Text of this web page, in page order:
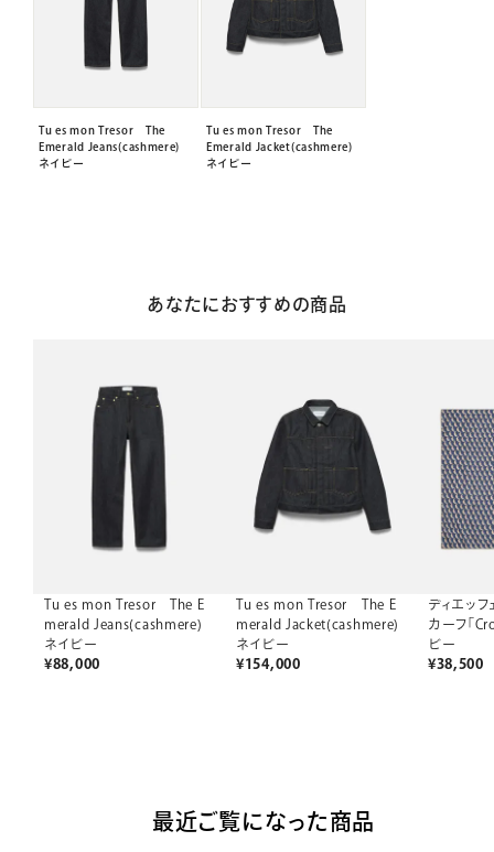
Tu es mon Tresor The
Emerald Jeans(cashmere)
ネイビー
Tu es mon Tresor The
Emerald Jacket(cashmere)
ネイビー
あなたにおすすめの商品
Tu es mon Tresor The E
merald Jeans(cashmere)
ネイビー
¥88,000
Tu es mon Tresor The E
merald Jacket(cashmere)
ネイビー
¥154,000
ディエッフ
カーフ「
ビー
¥38,500
最近ご覧になった商品